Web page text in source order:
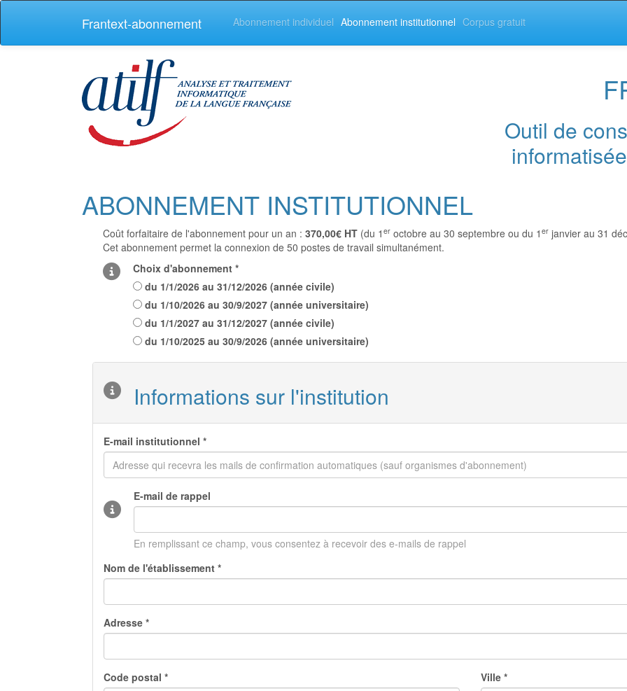
Frantext-abonnement Abonnement individuel Abonnement institutionnel Corpus gratuit
Outil de
ABONNEMENT INSTITUTIONNEL
Coût forfaitaire de l'abonnement pour un an : 370,00€ HT (du 1 er octobre au 30 septembre ou du 1 er janvier au 31
Cet abonnement permet la connexion de 50 postes de travail simultanément.
Choix d'abonnement *
du 1/1/2026au 31/12/2026(année civile)
du 1/10/2026au 30/9/2027(année universitaire)
du 1/1/2027au 31/12/2027(année civile)
du 1/10/2025au 30/9/2026(année universitaire)
Informations sur l'institution
E-mail institutionnel *
E-mail de rappel
En remplissant ce champ, vous consentez à recevoir des e-mails de rappel
Nom de l'établissement *
Adresse *
Code postal * Ville *